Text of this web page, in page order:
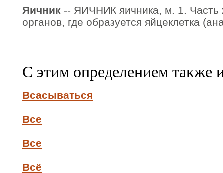
Яичник -- ЯИЧНИК яичника, м. 1. Часть
органов, где образуется яйцеклетка
С этим определением также
Всасываться
Все
Все
Всё